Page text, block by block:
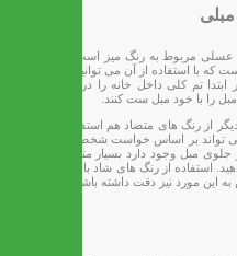
عسلی مربوط به رنگ میز است. بررسی ها
با استفاده از آن می توانید زیبایی خانه
ابتدا تم کلی داخل خانه را در نظر بگیرید.
را با خود مبل ست کنند.
از رنگ های متضاد هم استفاده می کنند.
تواند بر اساس خواست شخصی خود برای
جلوی مبل وجود دارد بسیار متنوع است که
استفاده از رنگ های شاد باعث می شود
این مورد نیز دقت داشته باشید.